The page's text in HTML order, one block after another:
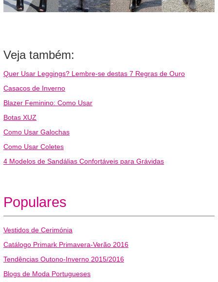
Veja também:
Quer Usar Leggings? Lembre-se destas 7 Regras de Ouro
Casacos de Inverno
Blazer Feminino: Como Usar
Botas XUZ
Como Usar Galochas
Como Usar Coletes
4 Modelos de Sandálias Confortáveis para Grávidas
Populares
Vestidos de Cerimónia
Catálogo Primark Primavera-Verão 2016
Tendências Outono-Inverno 2015/2016
Blogs de Moda Portugueses